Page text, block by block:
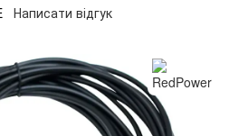
Написати відгук